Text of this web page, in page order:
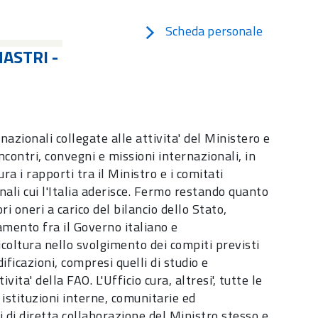
Scheda personale
-
collegate alle attivita' del Ministero e
convegni e missioni internazionali, in
i rapporti tra il Ministro e i comitati
cui l'Italia aderisce. Fermo restando quanto
oneri a carico del bilancio dello Stato,
fra il Governo italiano e
nello svolgimento dei compiti previsti
compresi quelli di studio e
della FAO. L'Ufficio cura, altresi', tutte le
interne, comunitarie ed